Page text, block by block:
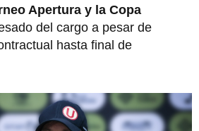
Apertura y la Copa
del cargo a pesar de
hasta final de